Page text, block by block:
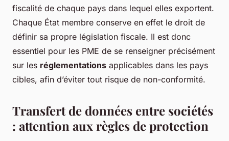
fiscalité de chaque pays dans lequel elles exportent.
Chaque État membre conserve en effet le droit de
définir sa propre législation fiscale. Il est donc
essentiel pour les PME de se renseigner précisément
sur les réglementations applicables dans les pays
cibles, afin d’éviter tout risque de non-conformité.
Transfert de données entre sociétés
: attention aux règles de protection